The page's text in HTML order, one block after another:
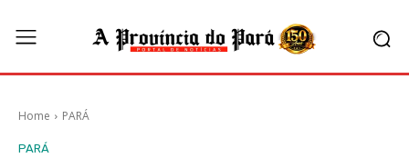
Home PARÁ
PARÁ